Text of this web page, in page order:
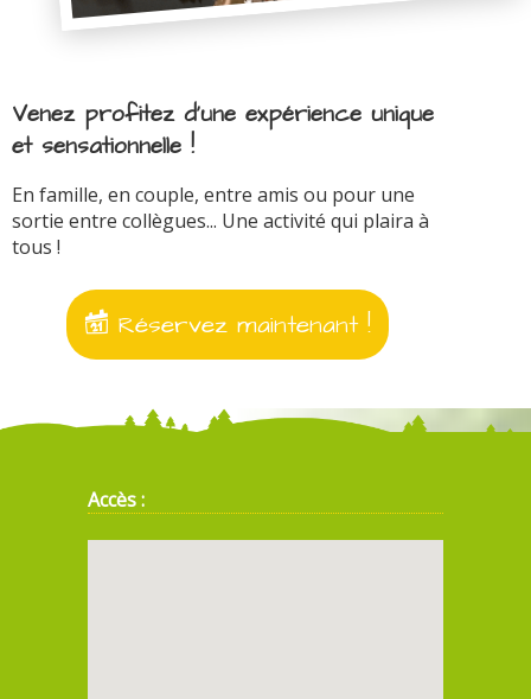
Venez profitez d'une expérience unique
et sensationnelle !
En famille, en couple, entre amis ou pour une
sortie entre collègues... Une activité qui plaira à
tous !
Réservez maintenant !
Accès :